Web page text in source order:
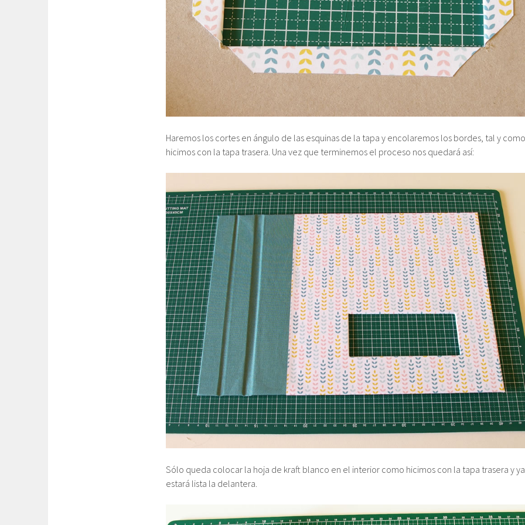
Haremos los cortes en ángulo de las esquinas de la tapa y encolaremos los bordes, tal y como
hicimos con la tapa trasera. Una vez que terminemos el proceso nos quedará así:
Sólo queda colocar la hoja de kraft blanco en el interior como hicimos con la tapa trasera y ya
estará lista la delantera.